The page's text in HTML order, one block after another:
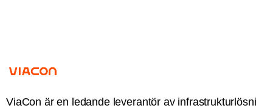
ViaCon är en ledande leverantör av